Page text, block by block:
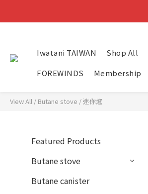
Iwatani TAIWAN Shop All
FOREWINDS
Membership
View All / Butane stove /迷你爐
Featured Products
Butane stove
Butane canister